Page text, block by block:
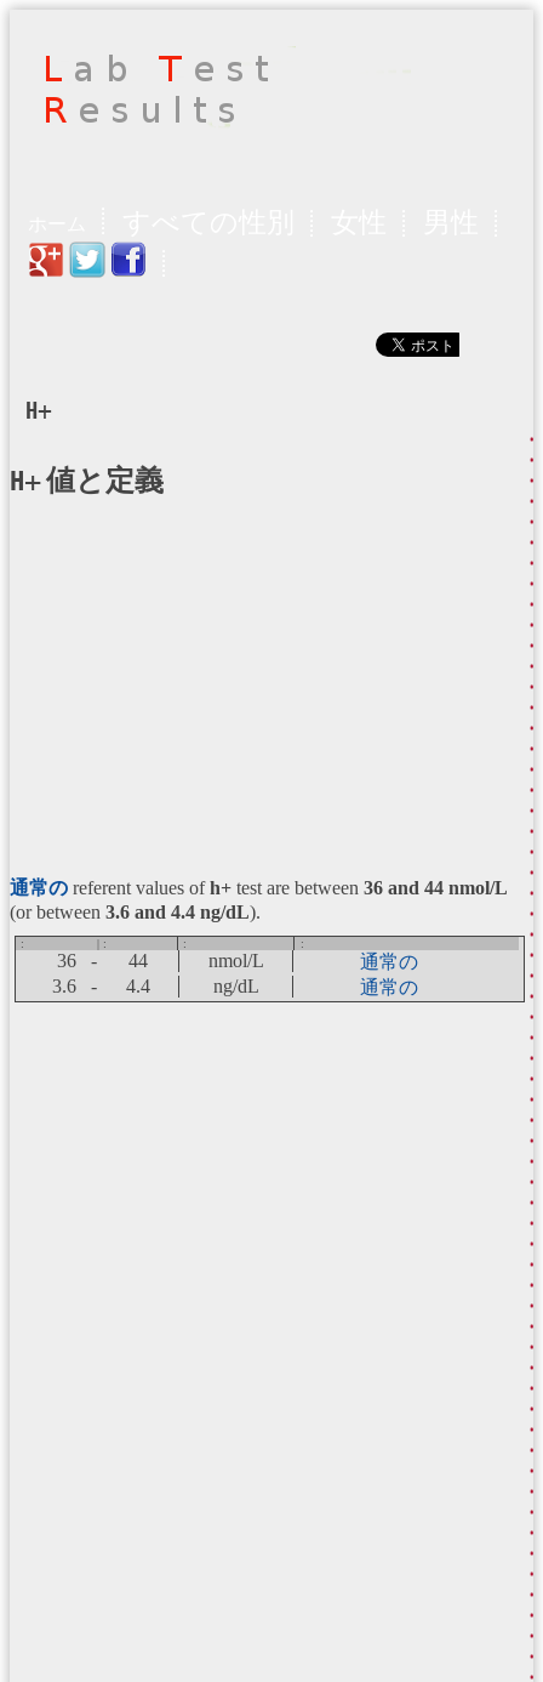
H+
H+ 値と定義
通常の referent values ofh+ test are between 36 and 44 nmol/L
(or between 3.6 and 4.4 ng/dL).
: | : : :
36 - 44 nmol/L
通常の
3.6 -
4.4 ng/dL 通常の